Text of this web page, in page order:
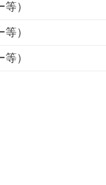
）
）
）